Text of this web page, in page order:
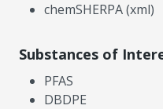
chemSHERPA (xml)
Substances of
PFAS
DBDPE